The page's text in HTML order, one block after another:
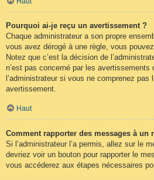
Pourquoi ai-je reçu un avertissement ?
Chaque administrateur a son propre
vous avez dérogé à une règle, vous
Notez que c’est la décision de
n’est pas concerné par les avertissements
l’administrateur si vous ne comprenez pas
avertissement.
Haut
Comment rapporter des messages à un
Si l’administrateur l’a permis, allez sur le
devriez voir un bouton pour rapporter le
vous accéderez aux étapes nécessaires